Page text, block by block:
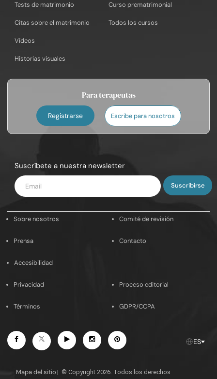
Tests de matrimonio
Citas sobre el matrimonio
Vídeos
Historias visuales
Curso prematrimonial
Todos los cursos
Para terapeutas
Registrarse Escribe para nosotros
Suscríbete a nuestra newsletter
Introduce
tu
Sobre nosotros Comité de revisión
Prensa Contacto
Accesibilidad
Privacidad Proceso editorial
Términos GDPR/CCPA
FacebookTwitterYoutubeInstagramPinterest ES
Mapa del sitio | © Copyright 2026. Todos los derechos